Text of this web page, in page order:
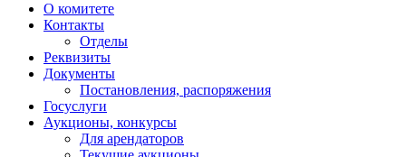
О комитете
Контакты
Отделы
Реквизиты
Документы
Постановления, распоряжения
Госуслуги
Аукционы, конкурсы
Для арендаторов